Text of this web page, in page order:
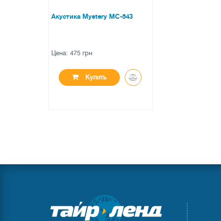
Акустика Mystery MC-543
Цена: 475 грн
Купить